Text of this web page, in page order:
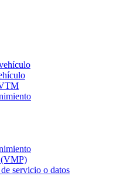
(VMP)
servicio o datos